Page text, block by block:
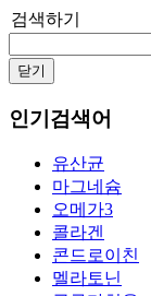
검색하기
닫기
인기검색어
유산균
마그네슘
오메가3
콜라겐
콘드로이친
멜라토닌